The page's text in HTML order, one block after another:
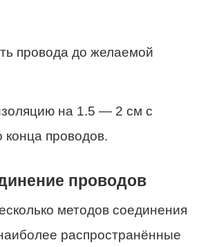
провода до желаемой
на 1.5 — 2 см с
конца проводов.
проводов
методов соединения
распространённые